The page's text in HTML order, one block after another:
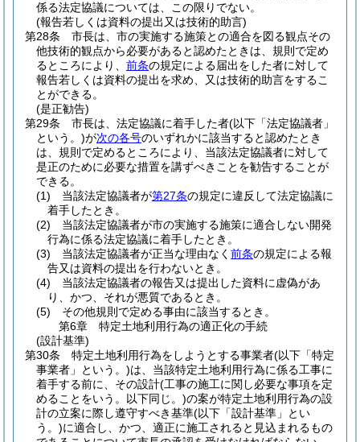
係る法定協議については、この限りでない。
(報告若しくは資料の提出又は技術的助言)
第28条
市長は、市の実施する施策との適合を図る観点その
他技術的観点から必要があると認めたときは、規則で定め
るところにより、 前条の規定による届出をした者に対して
報告若しくは資料の提出を求め、又は技術的助言をするこ
とができる。
(是正勧告)
第29条
市長は、法定協議に着手した者(以下「法定協議者」
という。)が次の各号のいずれかに該当すると認めたとき
は、規則で定めるところにより、当該法定協議者に対して
是正のために必要な措置を講ずべきことを勧告することが
できる。
(1)
当該法定協議者が第27条の規定に違反して法定協議に
着手したとき。
(2)
当該法定協議者が市の実施する施策に適合しない開発
行為に係る法定協議に着手したとき。
(3)
当該法定協議者が正当な理由なく 前条の規定による報
告又は資料の提出を行わないとき。
(4)
当該法定協議者の報告又は提出した資料に虚偽があ
り、かつ、それが悪質であるとき。
(5)
その他規則で定める事由に該当するとき。
第6章
特定土地利用行為の適正化の手続
(設計基準)
第30条
特定土地利用行為をしようとする事業者(以下「特定
事業者」という。)は、当該特定土地利用行為に係る工事に
着手する前に、その設計(工事の施工に関し必要な事項を定
めることをいう。以下同じ。)の案が特定土地利用行為の設
計の立案に際し遵守すべき基準(以下「設計基準」とい
う。)に適合し、かつ、適正に施工されると見込まれるもの